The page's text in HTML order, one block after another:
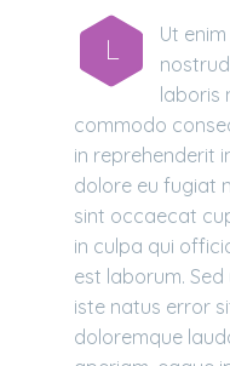
L
Ut
laboris
commodo
in reprehenderit
dolore eu fugiat
sint occaecat
in culpa qui
est laborum.
iste natus error
doloremque